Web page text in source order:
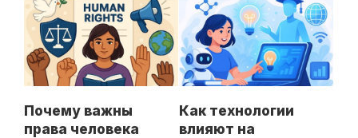
Почему важны
права человека
Как технологии
влияют на